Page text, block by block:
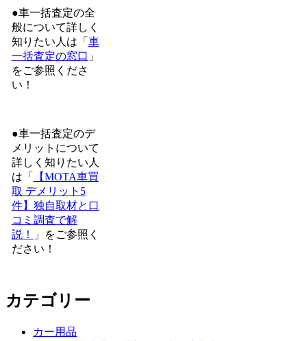
●車一括査定の全
般について詳しく
知りたい人は「 車
一括査定の窓口 」
をご参照くださ
い！
●車一括査定のデ
メリットについて
詳しく知りたい人
は「
【MOTA車買
取 デメリット5
件】独自取材と口
コミ調査で解
説！
」をご参照く
ださい！
カテゴリー
カー用品